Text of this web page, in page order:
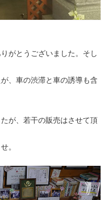
がとうございました。そし
、車の渋滞と車の誘導も含
が、若干の販売はさせて頂
。